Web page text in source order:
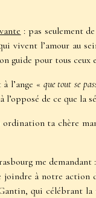
: pas seulement
vivent l’amour au
guide pour tous ceux
l’ange « que tout se
l’opposé de ce que
ta chère
me demandant
à notre action
qui célébrant